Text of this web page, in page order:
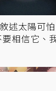
述太陽可怕
相信它、